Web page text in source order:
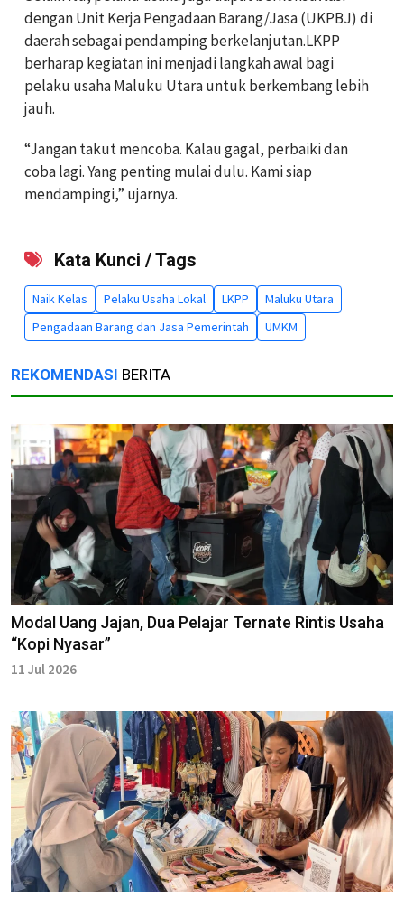
dengan Unit Kerja Pengadaan Barang/Jasa (UKPBJ) di
daerah sebagai pendamping berkelanjutan.LKPP
berharap kegiatan ini menjadi langkah awal bagi
pelaku usaha Maluku Utara untuk berkembang lebih
jauh.
“Jangan takut mencoba. Kalau gagal, perbaiki dan
coba lagi. Yang penting mulai dulu. Kami siap
mendampingi,” ujarnya.
Kata Kunci / Tags
Naik Kelas Pelaku Usaha Lokal LKPP
Maluku Utara
Pengadaan Barang dan Jasa Pemerintah
UMKM
REKOMENDASI BERITA
Modal Uang Jajan, Dua Pelajar Ternate Rintis Usaha
“Kopi Nyasar”
11 Jul 2026